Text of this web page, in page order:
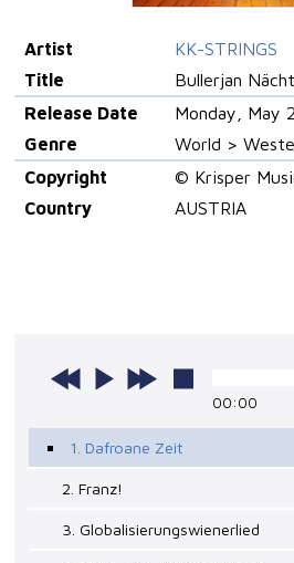
Artist
KK-STRINGS
Title
Bullerjan
Release Date
Monday, May
Genre
World >
Copyright
© Krisper
Country
AUSTRIA
00:00
1. Dafroane Zeit
2. Franz!
3. Globalisierungswienerlied